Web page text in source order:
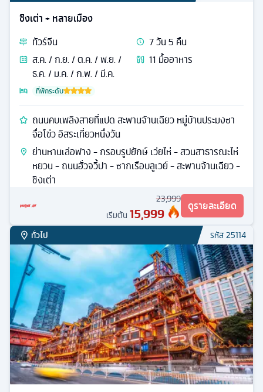
ฉงชิ่ง + หลายเมือง
ทัวร์จีน
ส.ค. / ก.ย. / ต.ค.
มื้ออาหาร
ที่พักระดับ
นั่งรถไฟทะลุตึก ถนนโบราณหลงเหมินฮ่าว ผาหินแกะสลัก
ต้าจู๋ อิสระเที่ยวหนึ่งวัน
รถไฟฟ้าทะลุตึก - ถนนโบราณหลงเหมินห้าว - หงหยาต้ง -
ผาหินแกะสลักต้าจู๋ - ถนนเก่าสือป้าตี้ - ถนนคนเดินเจี่ยฟ่าง
เปย - บันไดเลื่อนหวงกวน
เริ่มต้น15,989 ดูรายละเอียด
ทั่วไป รหัส25441
ลดสูงสุด
33%